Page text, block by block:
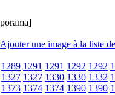
1289 1291 1291 1292 1292
1327 1327 1330 1330 1332
1373 1374 1374 1390 1390